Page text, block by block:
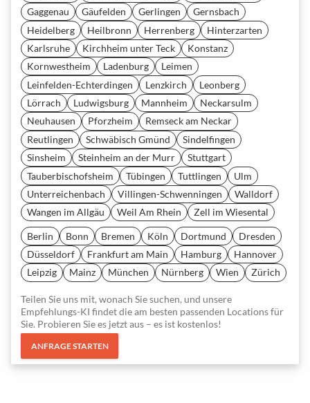
Gaggenau
Gäufelden Gerlingen
Gernsbach
Heidelberg
Heilbronn Herrenberg
Hinterzarten
Karlsruhe
Kirchheim unter Teck
Konstanz
Kornwestheim
Ladenburg
Leimen
Leinfelden-Echterdingen
Lenzkirch
Leonberg
Lörrach
Ludwigsburg Mannheim
Neckarsulm
Neuhausen
Pforzheim
Remseck am Neckar
Reutlingen
Schwäbisch Gmünd
Sindelfingen
Sinsheim
Steinheim an der Murr
Stuttgart
Tauberbischofsheim
Tübingen Tuttlingen
Ulm
Unterreichenbach
Villingen-Schwenningen
Walldorf
Wangen im Allgäu
Weil Am Rhein Zell im Wiesental
Berlin Bonn Bremen Köln Dortmund
Dresden
Düsseldorf
Frankfurt am Main Hamburg
Hannover
Leipzig
Mainz München Nürnberg Wien Zürich
Teilen Sie uns mit, wonach Sie suchen, und unsere
Empfehlungs-KI findet die am besten passenden Locations für
Sie. Probieren Sie es jetzt aus – es ist kostenlos!
ANFRAGE STARTEN